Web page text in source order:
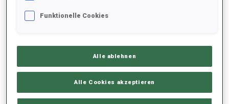
Funktionelle Cookies
Alle ablehnen
Alle Cookies akzeptieren